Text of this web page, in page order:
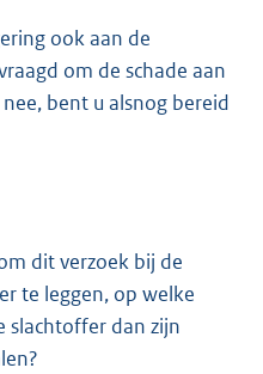
ook aan de
om de schade aan
bent u alsnog bereid
dit verzoek bij de
te leggen, op welke
slachtoffer dan zijn